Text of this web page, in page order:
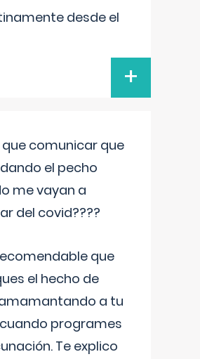
desde el
+
comunicar que
el pecho
me vayan a
del covid????
que
el hecho de
a tu
programes
Te explico